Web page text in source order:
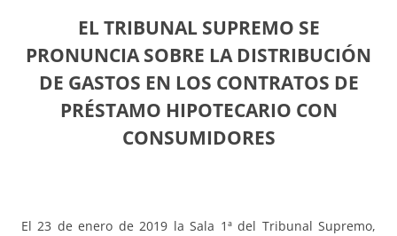
EL TRIBUNAL SUPREMO SE
PRONUNCIA SOBRE LA DISTRIBUCIÓN
DE GASTOS EN LOS CONTRATOS DE
PRÉSTAMO HIPOTECARIO CON
CONSUMIDORES
El 23 de enero de 2019 la Sala 1ª del Tribunal Supremo,